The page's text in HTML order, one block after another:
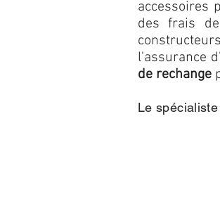
accessoires
des frais
l'assurance
de rechange
Le